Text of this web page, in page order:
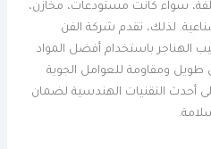
سواء كانت مستودعات، مخازن،
لذلك، تقدم شركة الفن
الهناجر باستخدام أفضل المواد
طويل ومقاومة للعوامل الجوية
أحدث التقنيات الهندسية لضمان